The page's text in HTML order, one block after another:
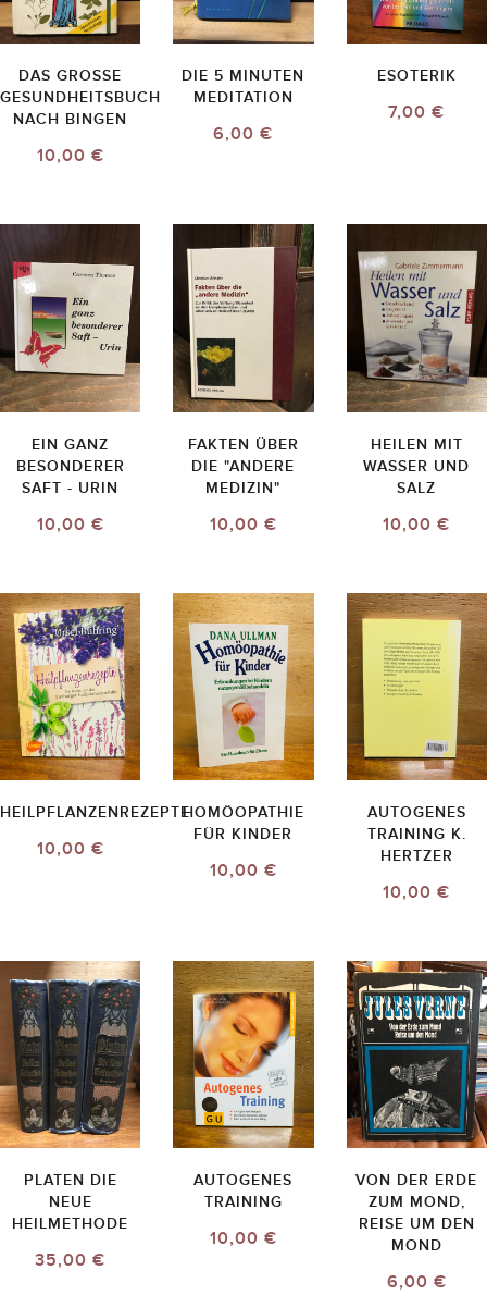
DAS GROSSE G
ESUNDHEITSBUCH N
ACH BINGEN
10,00 €
DIE 5 MINUTEN
MEDITATION
6,00 €
ESOTERIK
7,00 €
EIN GANZ
BESONDERER
SAFT - URIN
10,00 €
FAKTEN ÜBER
DIE "ANDERE
MEDIZIN"
10,00 €
HEILEN MIT
WASSER UND
SALZ
10,00 €
HEILPFLANZENREZEPTE
10,00 €
HOMÖOPATHIE
FÜR KINDER
10,00 €
AUTOGENES
TRAINING K.
HERTZER
10,00 €
PLATEN DIE
NEUE
HEILMETHODE
35,00 €
AUTOGENES
TRAINING
10,00 €
VON DER ERDE
ZUM MOND,
REISE UM DEN
MOND
6,00 €